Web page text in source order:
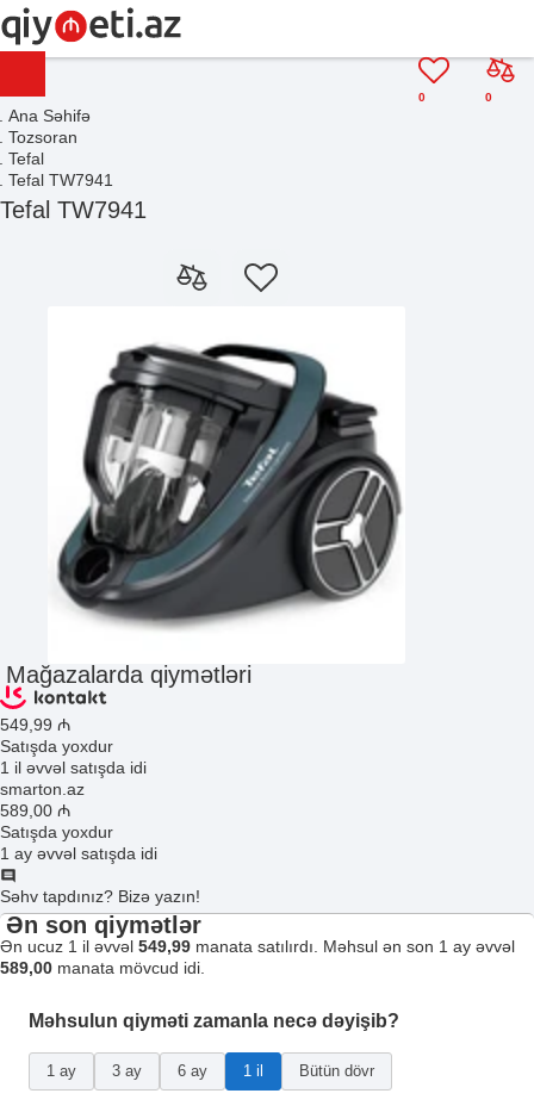
0
0
Ana Səhifə
Tozsoran
Tefal
Tefal TW7941
Tefal TW7941
Mağazalarda qiymətləri
549 ,99 ₼
Satışda yoxdur
1 il əvvəl satışda idi
smarton.az
589 ,00 ₼
Satışda yoxdur
1 ay əvvəl satışda idi
Səhv tapdınız? Bizə yazın!
Ən son qiymətlər
Ən ucuz 1 il əvvəl 549,99 manata satılırdı. Məhsul ən son 1 ay əvvəl
589,00 manata mövcud idi.
Məhsulun qiyməti zamanla necə dəyişib?
1 ay 3 ay 6 ay 1 il Bütün dövr